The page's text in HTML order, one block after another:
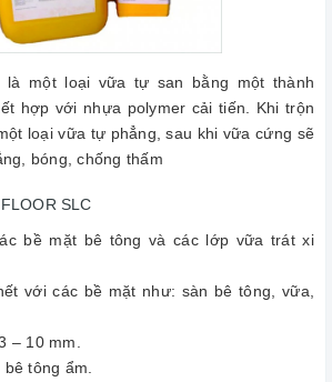
là một loại vữa tự san bằng một thành
hợp với nhựa polymer cải tiến. Khi trộn
loại vữa tự phẳng, sau khi vữa cứng sẽ
bóng, chống thấm
SLC
bề mặt bê tông và các lớp vữa trát xi
với các bề mặt như: sàn bê tông, vữa,
– 10 mm.
tông ẩm.